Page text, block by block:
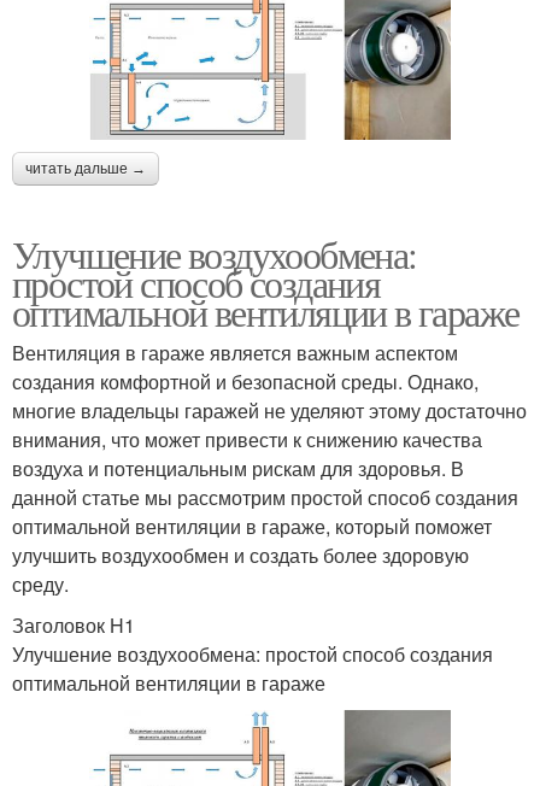
читать дальше →
Улучшение воздухообмена:
простой способ создания
оптимальной вентиляции в гараже
Вентиляция в гараже является важным аспектом
создания комфортной и безопасной среды. Однако,
многие владельцы гаражей не уделяют этому достаточно
внимания, что может привести к снижению качества
воздуха и потенциальным рискам для здоровья. В
данной статье мы рассмотрим простой способ создания
оптимальной вентиляции в гараже, который поможет
улучшить воздухообмен и создать более здоровую
среду.
Заголовок H1
Улучшение воздухообмена: простой способ создания
оптимальной вентиляции в гараже